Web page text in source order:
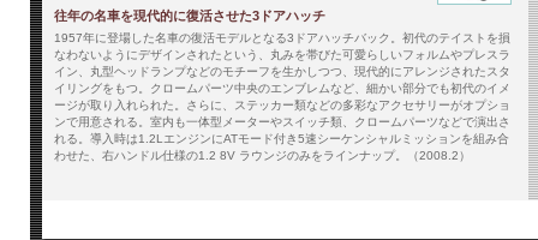
往年の名車を現代的に復活させた3ドアハッチ
1957年に登場した名車の復活モデルとなる3ドアハッチバック。初代のテイストを損
なわないようにデザインされたという、丸みを帯びた可愛らしいフォルムやプレスラ
イン、丸型ヘッドランプなどのモチーフを生かしつつ、現代的にアレンジされたスタ
イリングをもつ。クロームパーツ中央のエンブレムなど、細かい部分でも初代のイメ
ージが取り入れられた。さらに、ステッカー類などの多彩なアクセサリーがオプショ
ンで用意される。室内も一体型メーターやスイッチ類、クロームパーツなどで演出さ
れる。導入時は1.2LエンジンにATモード付き5速シーケンシャルミッションを組み合
わせた、右ハンドル仕様の1.2 8V ラウンジのみをラインナップ。（2008.2）